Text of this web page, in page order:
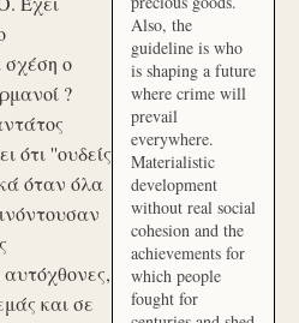
ο
?
ότι ''ουδείς
όταν όλα
και σε
Also, the
guideline is who
is shaping a future
where crime will
prevail
everywhere.
Materialistic
development
without real social
cohesion and the
achievements for
which people
fought for